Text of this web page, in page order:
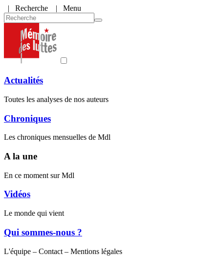
| Recherche | Menu
Actualités
Toutes les analyses de nos auteurs
Chroniques
Les chroniques mensuelles de Mdl
A la une
En ce moment sur Mdl
Vidéos
Le monde qui vient
Qui sommes-nous ?
L'équipe – Contact – Mentions légales